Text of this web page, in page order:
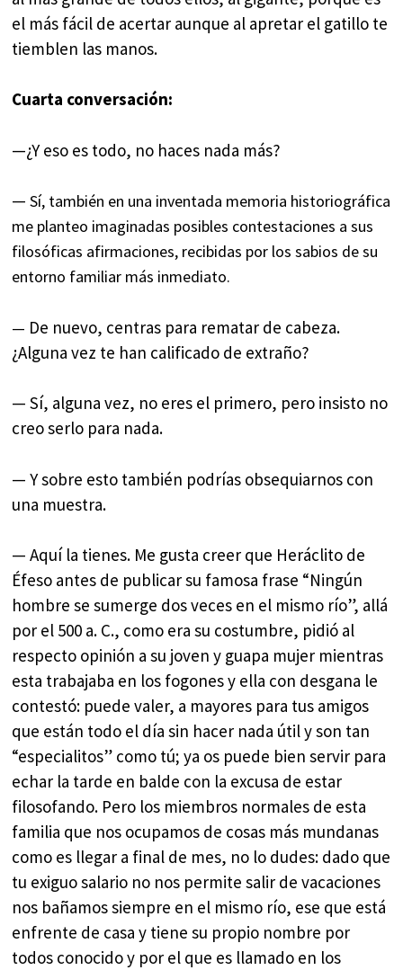
el más fácil de acertar aunque al apretar el gatillo te
tiemblen las manos.
Cuarta conversación:
—¿Y eso es todo, no haces nada más?
—Sí, también en una inventada memoria historiográfica
me planteo imaginadas posibles contestaciones a sus
filosóficas afirmaciones, recibidas por los sabios de su
entorno familiar más inmediato.
— De nuevo, centras para rematar de cabeza.
¿Alguna vez te han calificado de extraño?
— Sí, alguna vez, no eres el primero, pero insisto no
creo serlo para nada.
— Y sobre esto también podrías obsequiarnos con
una muestra.
— Aquí la tienes. Me gusta creer que Heráclito de
Éfeso antes de publicar su famosa frase “Ningún
hombre se sumerge dos veces en el mismo río”, allá
por el 500 a. C., como era su costumbre, pidió al
respecto opinión a su joven y guapa mujer mientras
esta trabajaba en los fogones y ella con desgana le
contestó: puede valer, a mayores para tus amigos
que están todo el día sin hacer nada útil y son tan
“especialitos” como tú; ya os puede bien servir para
echar la tarde en balde con la excusa de estar
filosofando. Pero los miembros normales de esta
familia que nos ocupamos de cosas más mundanas
como es llegar a final de mes, no lo dudes: dado que
tu exiguo salario no nos permite salir de vacaciones
nos bañamos siempre en el mismo río, ese que está
enfrente de casa y tiene su propio nombre por
todos conocido y por el que es llamado en los